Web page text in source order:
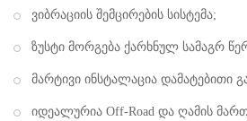
ვიბრაციის შემცირების სისტემა;
ზუსტი მორგება ქარხნულ სამაგრ
მარტივი ინსტალაცია დამატებითი
იდეალურია Off-Road და ღამის